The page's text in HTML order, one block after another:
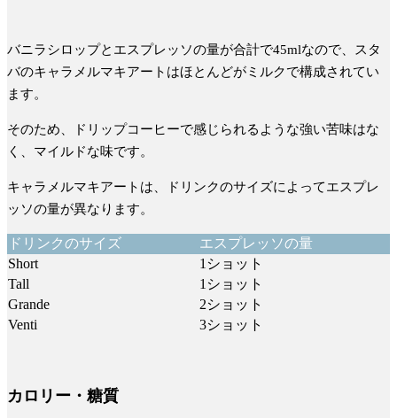
バニラシロップとエスプレッソの量が合計で45mlなので、
スタ
バのキャラメルマキアートはほとんどがミルクで構成されてい
ます。
そのため、ドリップコーヒーで感じられるような強い苦味はな
く、マイルドな味です。
キャラメルマキアートは、ドリンクのサイズによってエスプレ
ッソの量が異なります。
ドリンクのサイズ
エスプレッソの量
Short
1ショット
Tall
1ショット
Grande
2ショット
Venti
3ショット
カロリー・糖質